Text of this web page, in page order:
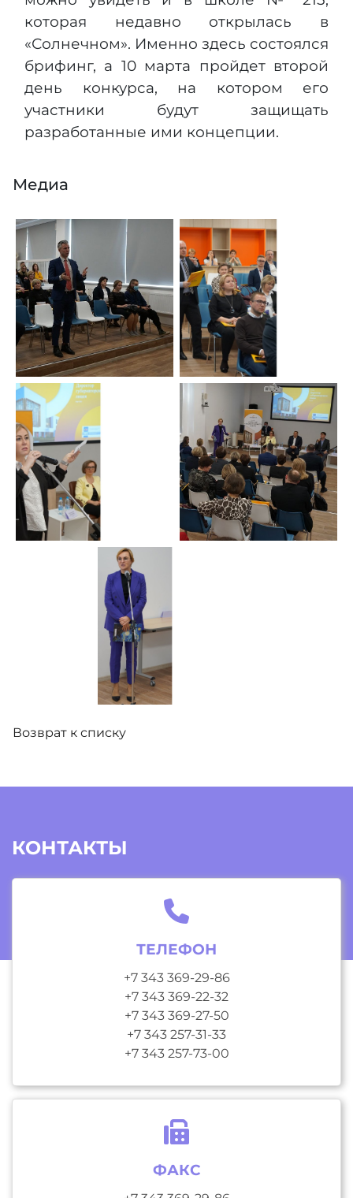
которая недавно открылась в
«Солнечном». Именно здесь состоялся
брифинг, а 10 марта пройдет второй
день конкурса, на котором его
участники будут защищать
разработанные ими концепции.​
Медиа
Возврат к списку
КОНТАКТЫ
ТЕЛЕФОН
+7 343 369-29-86
+7 343 369-22-32
+7 343 369-27-50
+7 343 257-31-33
+7 343 257-73-00
ФАКС